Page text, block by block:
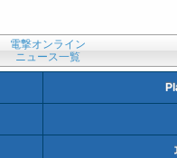
電撃オンライン
ニュース一覧